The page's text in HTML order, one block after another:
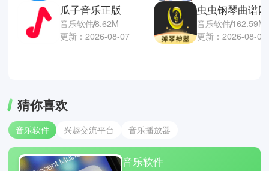
瓜子音乐正版
音乐软件8.62M
更新：2026-08-07
虫虫钢琴曲谱网
音乐软件162.59M
更新：2026-08-06
猜你喜欢
音乐软件 兴趣交流平台 音乐播放器
音乐软件